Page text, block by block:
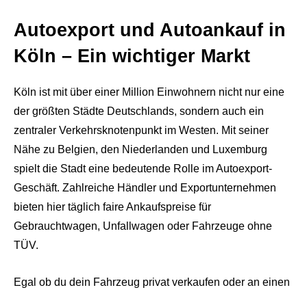
Autoexport und Autoankauf in
Köln – Ein wichtiger Markt
Köln ist mit über einer Million Einwohnern nicht nur eine
der größten Städte Deutschlands, sondern auch ein
zentraler Verkehrsknotenpunkt im Westen. Mit seiner
Nähe zu Belgien, den Niederlanden und Luxemburg
spielt die Stadt eine bedeutende Rolle im Autoexport-
Geschäft. Zahlreiche Händler und Exportunternehmen
bieten hier täglich faire Ankaufspreise für
Gebrauchtwagen, Unfallwagen oder Fahrzeuge ohne
TÜV.
Egal ob du dein Fahrzeug privat verkaufen oder an einen